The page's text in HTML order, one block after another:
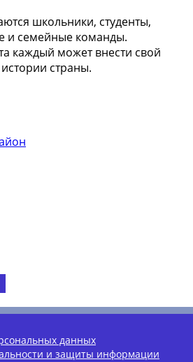
школьники, студенты,
и семейные команды.
каждый может внести свой
страны.
данных
и защиты информации